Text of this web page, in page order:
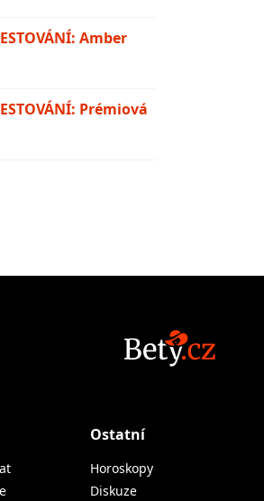
Amber
Prémiová
Ostatní
Horoskopy
Diskuze